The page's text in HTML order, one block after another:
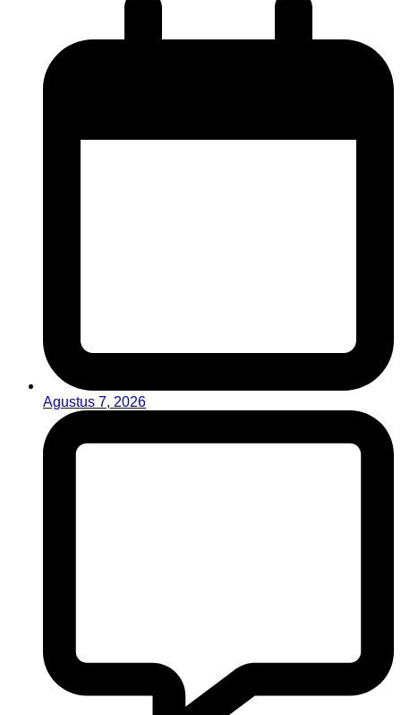
Agustus 7, 2026